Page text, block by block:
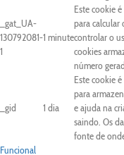
_gat_UA-
130792081-
1
1 minute
Este cookie
para calcular
controlar o
cookies
número
_gid 1 dia
Este cookie
para
e ajuda na
saindo. Os
fonte de
Funcional